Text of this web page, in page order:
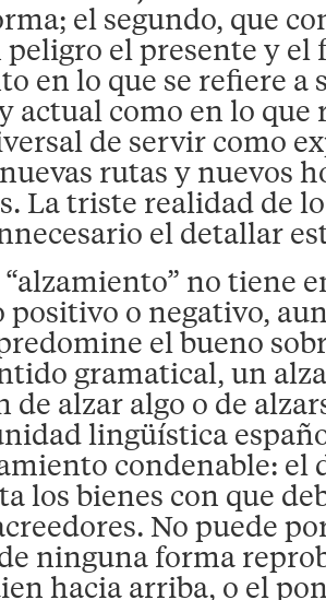
el segundo, que
peligro el presente y
en lo que se refiere a
actual como en lo que
de servir como
rutas y nuevos
La triste realidad de
el detallar
no tiene
positivo o negativo,
el bueno
gramatical, un
de alzar algo o de
lingüística
condenable: el
los bienes con que
No puede
ninguna forma
hacia arriba, o el